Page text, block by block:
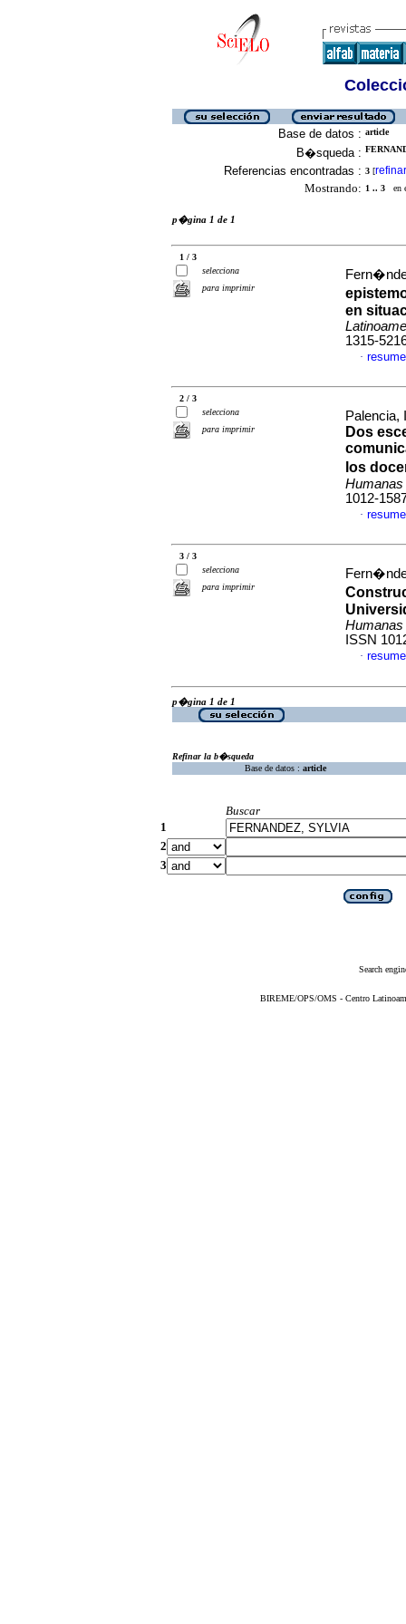
Base de datos : article
B�squeda :
Referencias encontradas : 3 [refinar
Mostrando: 1 .. 3 en
p�gina 1 de 1
1 / 3
selecciona
para imprimir
en
1315-
·
2 / 3
selecciona
para imprimir
Palencia,
Dos
los
1012-
·
3 / 3
selecciona
para imprimir
ISSN
·
p�gina 1 de 1
Refinar la b�squeda
Base de datos : article
Buscar
1
2
3
Search
BIREME/OPS/OMS - Centro